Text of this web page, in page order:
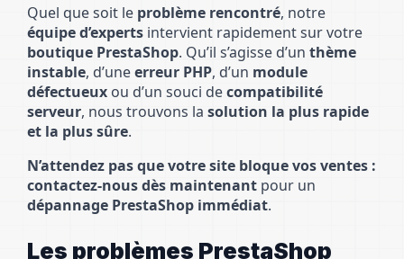
Quel que soit le problème rencontré, notre
équipe d’experts intervient rapidement sur votre
boutique PrestaShop. Qu’il s’agisse d’un thème
instable, d’uneerreur PHP, d’un module
défectueux ou d’un souci decompatibilité
serveur, nous trouvons la solution la plus rapide
et la plus sûre.
N’attendez pas que votre site bloque vos ventes :
contactez-nous dès maintenant pour un
dépannage PrestaShop immédiat.
Les problèmes PrestaShop